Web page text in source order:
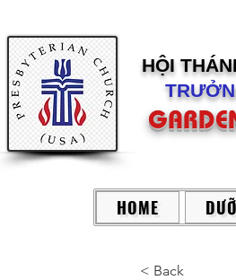
HỘI
HOME
< Back